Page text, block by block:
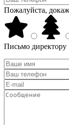
Пожалуйста,
Письмо директору